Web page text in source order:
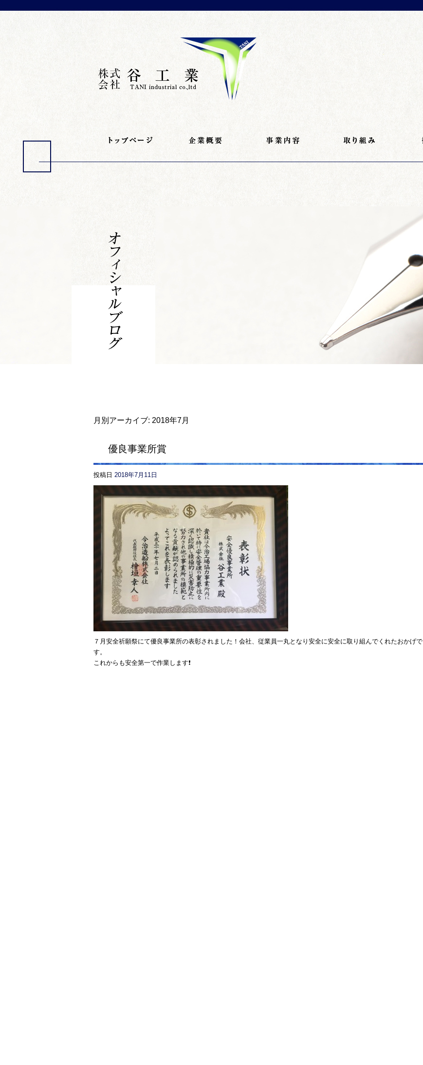
月別アーカイブ: 2018年7月
優良事業所賞
投稿日 2018年7月11日
７月安全祈願祭にて優良事業所の表彰されました！会社、従業員一丸となり安全に安全に取り組んでくれたおかげで
す。
これからも安全第一で作業します❗️